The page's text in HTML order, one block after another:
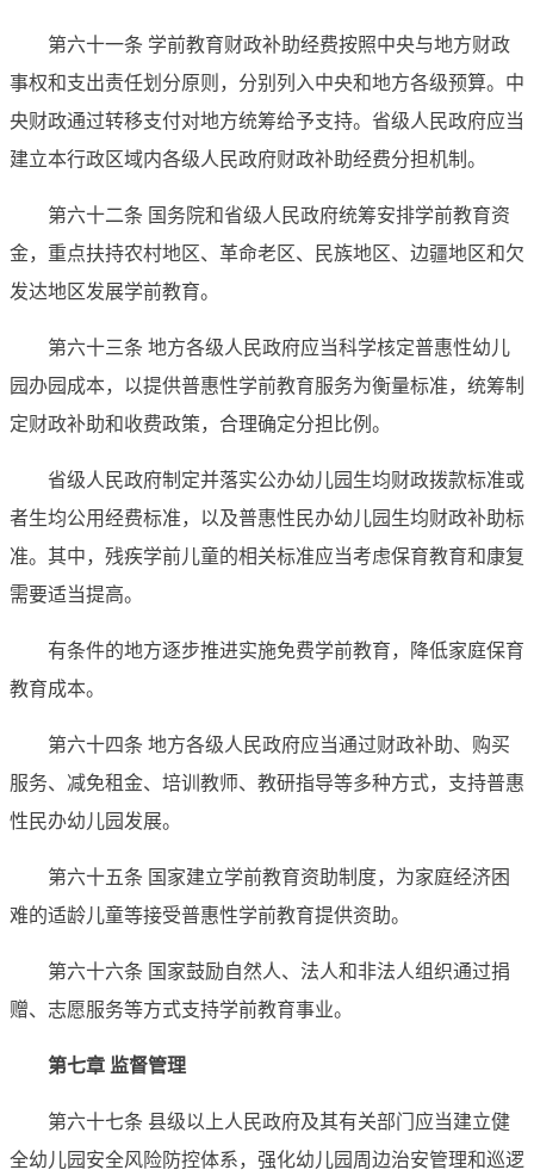
第六十一条 学前教育财政补助经费按照中央与地方财政
事权和支出责任划分原则，分别列入中央和地方各级预算。中
央财政通过转移支付对地方统筹给予支持。省级人民政府应当
建立本行政区域内各级人民政府财政补助经费分担机制。
第六十二条 国务院和省级人民政府统筹安排学前教育资
金，重点扶持农村地区、革命老区、民族地区、边疆地区和欠
发达地区发展学前教育。
第六十三条 地方各级人民政府应当科学核定普惠性幼儿
园办园成本，以提供普惠性学前教育服务为衡量标准，统筹制
定财政补助和收费政策，合理确定分担比例。
省级人民政府制定并落实公办幼儿园生均财政拨款标准或
者生均公用经费标准，以及普惠性民办幼儿园生均财政补助标
准。其中，残疾学前儿童的相关标准应当考虑保育教育和康复
需要适当提高。
有条件的地方逐步推进实施免费学前教育，降低家庭保育
教育成本。
第六十四条 地方各级人民政府应当通过财政补助、购买
服务、减免租金、培训教师、教研指导等多种方式，支持普惠
性民办幼儿园发展。
第六十五条 国家建立学前教育资助制度，为家庭经济困
难的适龄儿童等接受普惠性学前教育提供资助。
第六十六条 国家鼓励自然人、法人和非法人组织通过捐
赠、志愿服务等方式支持学前教育事业。
第七章 监督管理
第六十七条 县级以上人民政府及其有关部门应当建立健
全幼儿园安全风险防控体系，强化幼儿园周边治安管理和巡逻